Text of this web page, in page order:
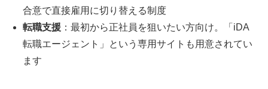
合意で直接雇用に切り替える制度
転職支援 ：最初から正社員を狙いたい方向け。「iDA
転職エージェント」という専用サイトも用意されてい
ます